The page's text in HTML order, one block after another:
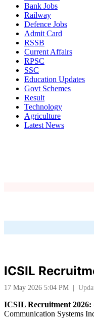
Bank Jobs
Railway
Defence Jobs
Admit Card
RSSB
Current Affairs
RPSC
SSC
Education Updates
Govt Schemes
Result
Technology
Agriculture
Latest News
ICSIL
17 May 2026 5:04 PM |
ICSIL Recruitment 2026:
Communication Systems